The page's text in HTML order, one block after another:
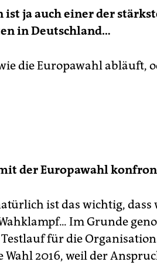
ist ja auch einer der
in Deutschland…
die Europawahl abläuft,
der Europawahl
ist das wichtig, dass
Im Grunde
für die
2016, weil der